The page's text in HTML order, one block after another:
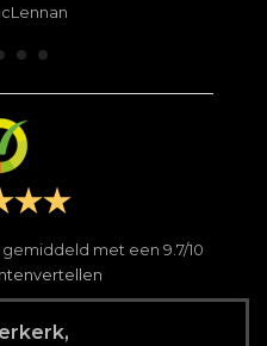
gemiddeld met een 9.7/10